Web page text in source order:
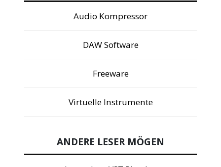
Audio Kompressor
DAW Software
Freeware
Virtuelle Instrumente
ANDERE LESER MÖGEN